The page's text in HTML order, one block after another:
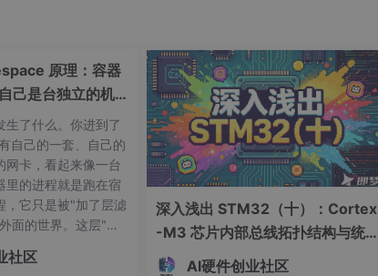
main restricted universe multiverse
focal main restricted universe multiverse
security main restricted universe multiverse
focal-security main restricted universe multiverse
原理：容器
己是台独立的机
生了什么。你进到了
自己的一套、自己的
网卡，看起来像一台
里的进程就是跑在宿
，它只是被"加了层滤
面的世界。这层"滤
的Namespace（命
内核提供的一种资
社区
深入浅出 STM32（十）：Cortex
-M3 芯片内部总线拓扑结构与统一
编址机制解析
AI硬件创业社区